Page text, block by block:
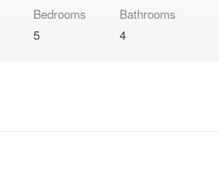
Bedrooms
5
Bathrooms
4